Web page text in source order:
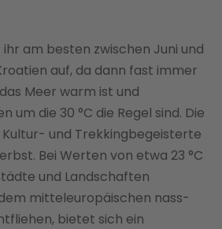
am besten zwischen Juni und
auf, da dann fast immer
Meer warm ist und
um die 30 °C die Regel sind. Die
Kultur- und Trekkingbegeisterte
Bei Werten von etwa 23 °C
und Landschaften
mitteleuropäischen nass-
bietet sich ein